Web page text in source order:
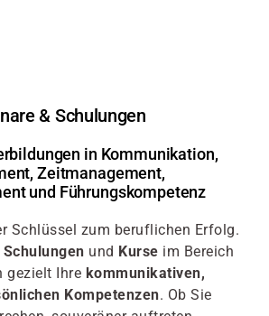
& Schulungen
in Kommunikation,
Zeitmanagement,
und Führungskompetenz
Schlüssel zum beruflichen Erfolg.
Schulungen und Kurse im Bereich
gezielt Ihre kommunikativen,
Kompetenzen. Ob Sie